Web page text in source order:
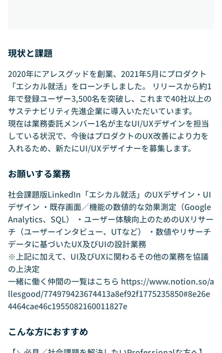
現状と課題
2020年にアレスグッドを創業、2021年5月にプロダクト
「エシカル就活」をローンチしました。 リリースから約1
年で登録ユーザー3,500名を突破し、これまで40社以上の
サステナビリティ先進企業に導入いただいています。
現在は業務委託メンバー1名が主なUI/UXデザインを担当
している状況で、今後はプロダクトのUX改善により力を
入れるため、新たにUI/UXデザイナーを募集します。
お願いする業務
社会課題版LinkedIn「エシカル就活」のUXデザイン・UI
デザイン ・既存画面／機能の数値的な効果測定（Google
Analytics、SQL） ・ユーザー体験向上のためのUXリサー
チ（ユーザーインタビュー、UTなど） ・数値やリサーチ
データに基づいたUX及びUIの設計業務
※上記に加えて、UI及びUXに関わるその他の業務を協議
の上決定
一緒に働く仲間の一覧はこちら https://www.notion.so/a
llesgood/774979423674413a8ef92f1775235850#8e26e
4464cae46c1955082160011827e
こんな方におすすめ